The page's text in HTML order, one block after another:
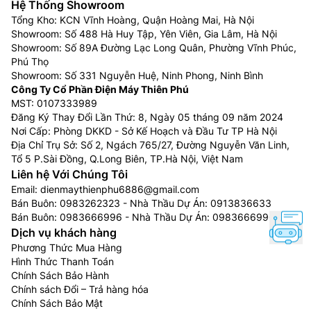
tấm nền cho ra chất lượng hình ảnh chi tiết hơn
màn hình LCD
Tivi Sony Full Array LED 4K: Sử dụng công nghệ
làm mờ cục bộ (Local Dimming), sẽ tự động
bật/tắt từng vùng LED độc lập theo hình ảnh. Tivi
nhờ đó mà có khả năng hiển thị độ sáng tốt hơn,
màu đen sâu thẳm hơn và mang lại cảm giác chân
thực hơn
Tivi Sony Mini LED 4K:Là công nghệ cải tiến từ
công nghệ đèn nền LED tích hợp trên màn hình
LCD, nó sử dụng những chiếc đèn Mini LED siêu
nhỏ (kích thước nhỏ hơn nhiều so với đèn LED tiêu
chuẩn) chiếu ánh sáng qua những điểm ảnh không
tự phát sáng trên màn hình để hiển thị các nội
dung cho bạn thưởng thức.
Tivi Sony OLED 4K:
cấp nhất của Sony, được sử dụng các diode phát
sáng hữu cơ, với ưu điểm thiết kế màn hình siêu
Hệ Thống Showroom
Tổng Kho: KCN Vĩnh Hoàng, Quận Hoàng Mai, Hà Nội
Showroom: Số 488 Hà Huy Tập, Yên Viên, Gia Lâm, Hà Nội
Showroom: Số 89A Đường Lạc Long Quân, Phường Vĩnh Phúc,
Phú Thọ
Showroom: Số 331 Nguyễn Huệ, Ninh Phong, Ninh Bình
Công Ty Cổ Phần Điện Máy Thiên Phú
MST: 0107333989
Đăng Ký Thay Đổi Lần Thứ: 8, Ngày 05 tháng 09 năm 2024
Nơi Cấp: Phòng DKKD - Sở Kế Hoạch và Đầu Tư TP Hà Nội
Địa Chỉ Trụ Sở: Số 2, Ngách 765/27, Đường Nguyễn Văn Linh,
Tổ 5 P.Sài Đồng, Q.Long Biên, TP.Hà Nội, Việt Nam
Liên hệ Với Chúng Tôi
Email: dienmaythienphu6886@gmail.com
Bán Buôn: 0983262323 - Nhà Thầu Dự Án: 0913836633
Bán Buôn: 0983666996 - Nhà Thầu Dự Án: 0983666996
Dịch vụ khách hàng
Phương Thức Mua Hàng
Hình Thức Thanh Toán
Chính Sách Bảo Hành
Chính sách Đổi – Trả hàng hóa
Chính Sách Bảo Mật